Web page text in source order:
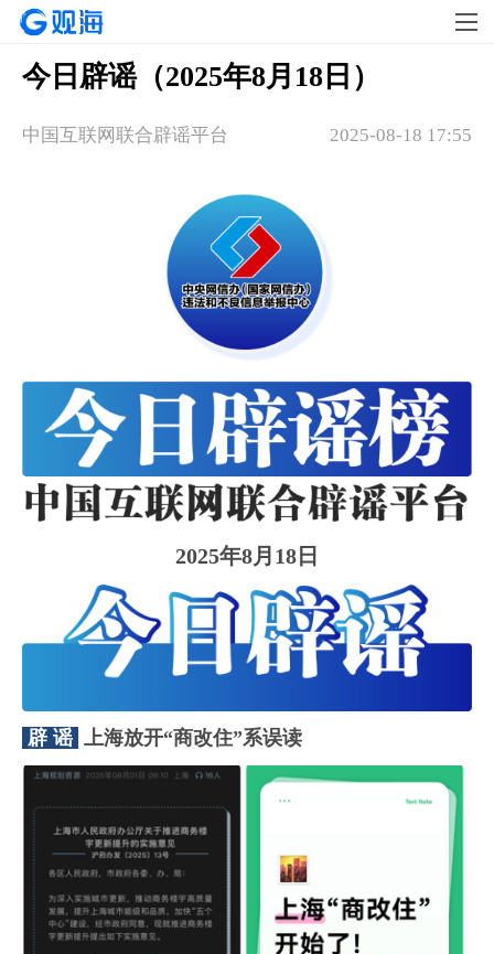
今日辟谣（2025年8月18日）
2025-08-18 17:55
中国互联网联合辟谣平台
2025年8月18日
辟 谣 上海放开“商改住”系误读